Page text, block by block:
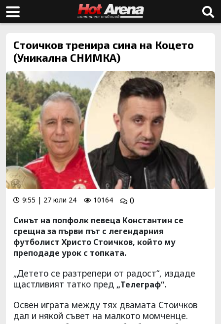
Стоичков тренира сина на Коцето
(Уникална СНИМКА)
9:55 | 27 юли 24 10164
0
Синът на попфолк певеца Константин се
срещна за първи път с легендарния
футболист Христо Стоичков, който му
преподаде урок с топката.
„Детето се разтрепери от радост“, издаде
щастливият татко пред „Телеграф“.
Освен играта между тях двамата Стоичков
дал и някой съвет на малкото момченце.